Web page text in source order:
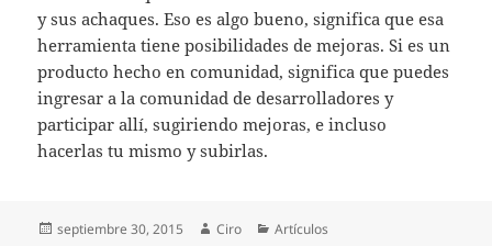
y sus achaques. Eso es algo bueno, significa que esa
herramienta tiene posibilidades de mejoras. Si es un
producto hecho en comunidad, significa que puedes
ingresar a la comunidad de desarrolladores y
participar allí, sugiriendo mejoras, e incluso
hacerlas tu mismo y subirlas.
Publicado
septiembre 30, 2015 Autor
Ciro Categorías
Artículos